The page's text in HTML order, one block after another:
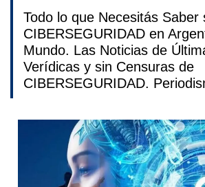
Todo lo que Necesitás Saber
CIBERSEGURIDAD en
Mundo. Las Noticias de
Verídicas y sin Censuras de
CIBERSEGURIDAD.